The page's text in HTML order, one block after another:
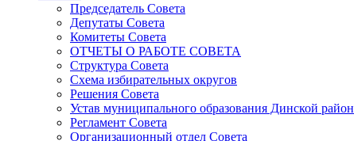
Председатель Совета
Депутаты Совета
Комитеты Совета
ОТЧЕТЫ О РАБОТЕ СОВЕТА
Структура Совета
Схема избирательных округов
Решения Совета
Устав муниципального образования Динской район
Регламент Совета
Организационный отдел Совета